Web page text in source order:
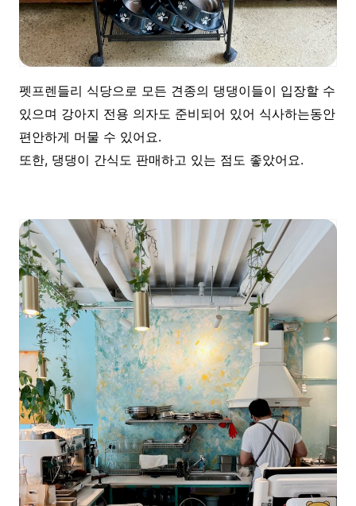
펫프렌들리 식당으로 모든 견종의 댕댕이들이 입장할 수
있으며 강아지 전용 의자도 준비되어 있어 식사하는동안
편안하게 머물 수 있어요.
또한, 댕댕이 간식도 판매하고 있는 점도 좋았어요.